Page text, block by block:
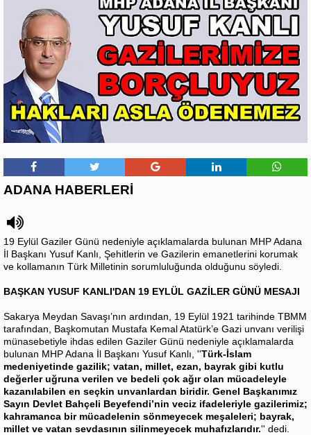
ADANA HABERLERİ
19 Eylül Gaziler Günü nedeniyle açıklamalarda bulunan MHP Adana
İl Başkanı Yusuf Kanlı, Şehitlerin ve Gazilerin emanetlerini korumak
ve kollamanın Türk Milletinin sorumluluğunda olduğunu söyledi.
BAŞKAN YUSUF KANLI'DAN 19 EYLÜL GAZİLER GÜNÜ MESAJI
Sakarya Meydan Savaşı’nın ardından, 19 Eylül 1921 tarihinde TBMM
tarafından, Başkomutan Mustafa Kemal Atatürk’e Gazi unvanı verilişi
münasebetiyle ihdas edilen Gaziler Günü nedeniyle açıklamalarda
bulunan MHP Adana İl Başkanı Yusuf Kanlı, ''Türk-İslam
medeniyetinde gazilik; vatan, millet, ezan, bayrak gibi kutlu
değerler uğruna verilen ve bedeli çok ağır olan mücadeleyle
kazanılabilen en seçkin unvanlardan biridir. Genel Başkanımız
Sayın Devlet Bahçeli Beyefendi’nin veciz ifadeleriyle gazilerimiz;
kahramanca bir mücadelenin sönmeyecek meşaleleri; bayrak,
millet ve vatan sevdasının silinmeyecek muhafızlarıdır.'' dedi.